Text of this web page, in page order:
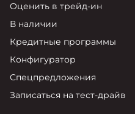
Оценить в трейд-ин
В наличии
Кредитные программы
Конфигуратор
Спецпредложения
Записаться на тест-драйв